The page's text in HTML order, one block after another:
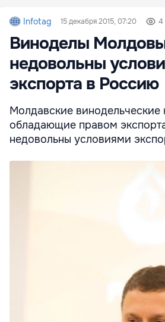
Infotag 15 декабря 2015, 07:20 4
Виноделы
недовольны
экспорта в Россию
Молдавские винодельческие
обладающие правом
недовольны условиями